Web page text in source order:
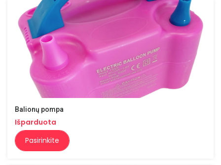
Balionų pompa
Išparduota
Pasirinkite